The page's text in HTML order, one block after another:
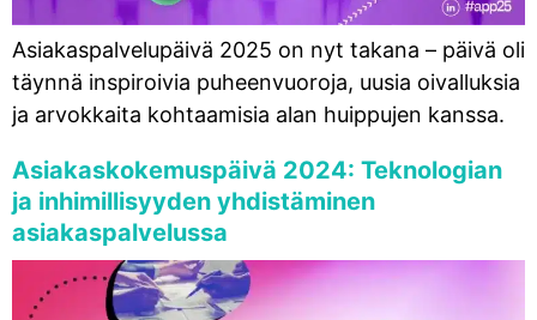
Asiakaspalvelupäivä 2025 on nyt takana – päivä oli
täynnä inspiroivia puheenvuoroja, uusia oivalluksia
ja arvokkaita kohtaamisia alan huippujen kanssa.
Asiakaskokemuspäivä 2024: Teknologian
ja inhimillisyyden yhdistäminen
asiakaspalvelussa